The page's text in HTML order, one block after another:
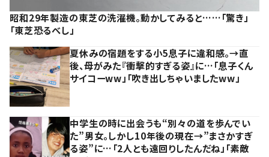
昭和29年製造の東芝の洗濯機。動かしてみると……「驚き」
「東芝恐るべし」
夏休みの宿題をする小5息子に違和感。→直
後、母がみた『衝撃的すぎる姿』に…「息子くん
サイコーww」「吹き出しちゃいましたww」
中学生の時に出会うも“別々の道を歩んでい
た”男女。しかし10年後の現在→”まさかすぎ
る姿”に…「2人とも遠回りしたんだね」「素敵